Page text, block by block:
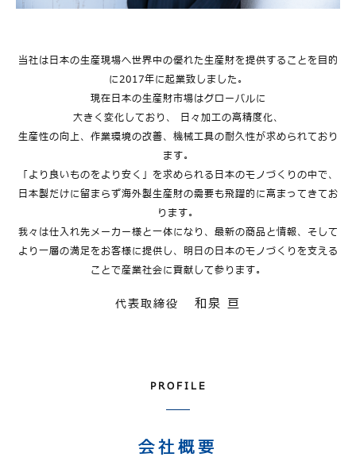
当社は日本の生産現場へ世界中の優れた生産財を提供することを目的
に2017年に起業致しました。
現在日本の生産財市場はグローバルに
大きく変化しており、
日々加工の高精度化、
生産性の向上、作業環境の改善、機械工具の耐久性が求められており
ます。
「より良いものをより安く」を求められる日本のモノづくりの中で、
日本製だけに留まらず海外製生産財の需要も飛躍的に高まってきてお
ります。
我々は仕入れ先メーカー様と一体になり、最新の商品と情報、そして
より一層の満足をお客様に提供し、 明日の日本のモノづくりを支える
ことで産業社会に貢献して参ります。
代表取締役 和泉 亘
PROFILE
会社概要